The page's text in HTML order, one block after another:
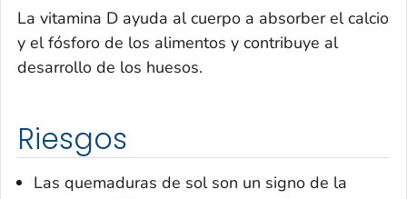
La vitamina D ayuda al cuerpo a absorber el calcio
y el fósforo de los alimentos y contribuye al
desarrollo de los huesos.
Riesgos
Las quemaduras de sol son un signo de la